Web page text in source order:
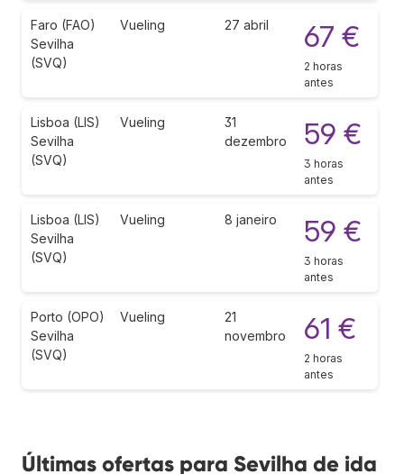
Faro (FAO)
Sevilha
(SVQ)
Vueling 27 abril 67 €
2 horas
antes
Lisboa (LIS)
Sevilha
(SVQ)
Vueling
31
dezembro
59 €
3 horas
antes
Lisboa (LIS)
Sevilha
(SVQ)
Vueling 8 janeiro 59 €
3 horas
antes
Porto (OPO)
Sevilha
(SVQ)
Vueling
21
novembro
61 €
2 horas
antes
Últimas ofertas para Sevilha de ida